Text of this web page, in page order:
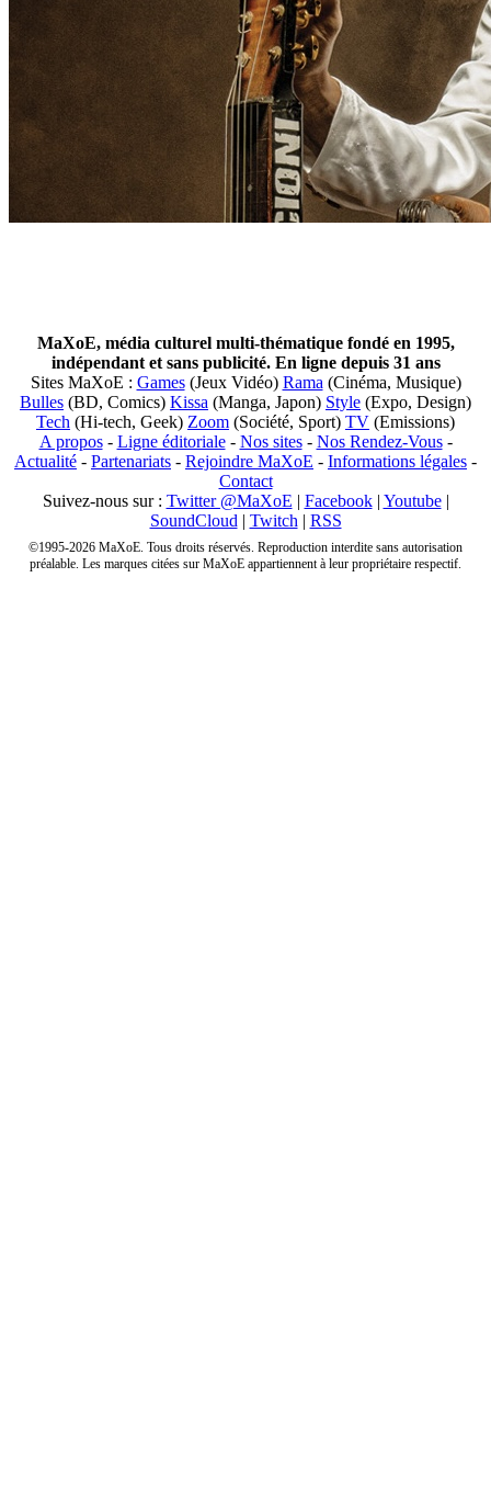
MaXoE, média culturel multi-thématique fondé en 1995,
indépendant et sans publicité. En ligne depuis 31 ans
Sites MaXoE : Games(Jeux Vidéo) Rama (Cinéma, Musique)
Bulles (BD, Comics) Kissa (Manga, Japon) Style (Expo, Design)
Tech (Hi-tech, Geek) Zoom (Société, Sport) TV (Emissions)
A propos- Ligne éditoriale- Nos sites- Nos Rendez-Vous-
Actualité - Partenariats - Rejoindre MaXoE - Informations légales -
Contact
Suivez-nous sur : Twitter @MaXoE | Facebook| Youtube|
SoundCloud | Twitch | RSS
©1995-2026 MaXoE. Tous droits réservés. Reproduction interdite sans autorisation
préalable. Les marques citées sur MaXoE appartiennent à leur propriétaire respectif.